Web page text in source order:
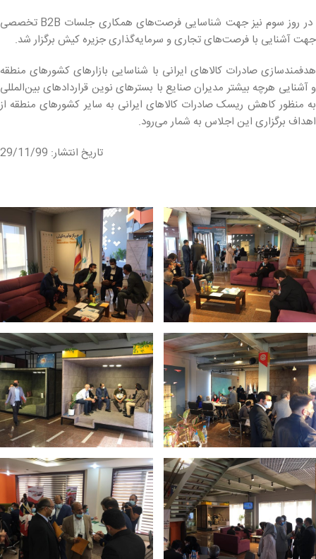
در روز سوم نیز جهت شناسایی فرصت‌های همکاری جلسات B2B تخصصی
جهت آشنایی با فرصت‌های تجاری و سرمایه‌گذاری جزیره کیش برگزار شد.
هدفمندسازی صادرات کالاهای ایرانی با شناسایی بازارهای کشورهای منطقه
و آشنایی هرچه بیشتر مدیران صنایع با بسترهای نوین قراردادهای بین‌المللی
به منظور کاهش ریسک صادرات کالاهای ایرانی به سایر کشورهای منطقه از
اهداف برگزاری این اجلاس به شمار می‌رود.
تاریخ انتشار: 29/11/99